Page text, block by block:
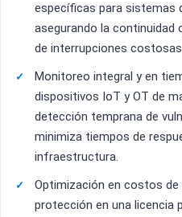
específicas para sistemas
asegurando la continuidad
de interrupciones
Monitoreo integral y en
dispositivos IoT y OT de
detección temprana de
minimiza tiempos de
infraestructura.
Optimización en costos de
protección en una licencia